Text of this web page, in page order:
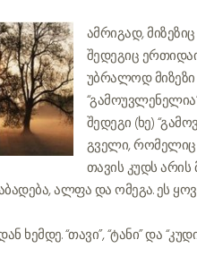
ამრიგად,
შედეგიც
უბრალოდ
შედეგი (ხე)
გველი, რომელიც
თავის კუდს არის
ალფა და ომეგა. ეს
“თავი”, “ტანი” და